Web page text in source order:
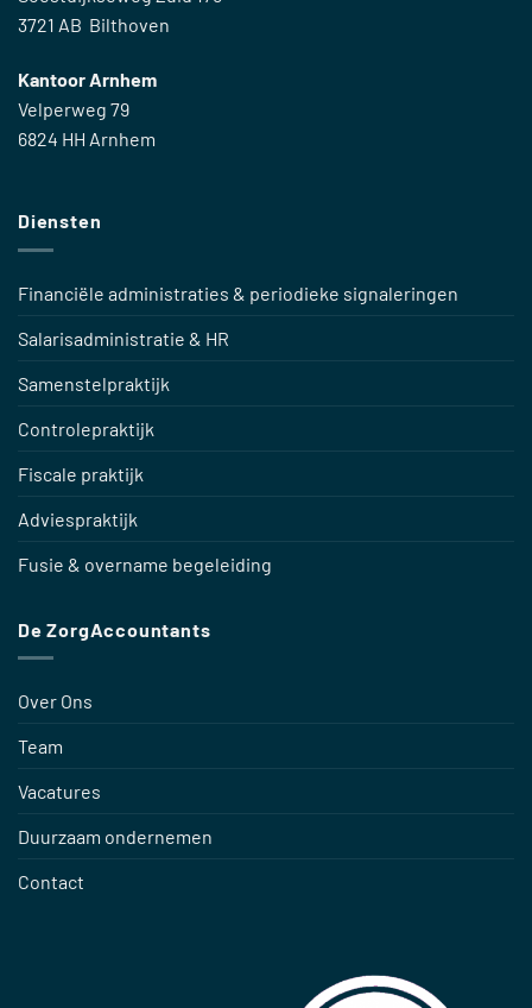
3721 AB Bilthoven
Kantoor Arnhem
Velperweg 79
6824 HH Arnhem
Diensten
Financiële administraties & periodieke signaleringen
Salarisadministratie & HR
Samenstelpraktijk
Controlepraktijk
Fiscale praktijk
Adviespraktijk
Fusie & overname begeleiding
De ZorgAccountants
Over Ons
Team
Vacatures
Duurzaam ondernemen
Contact